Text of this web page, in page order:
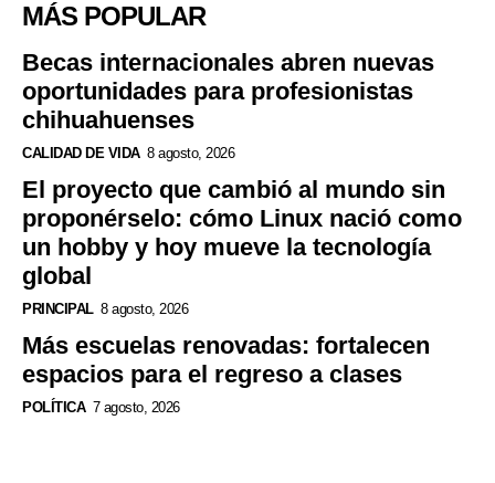
MÁS POPULAR
Becas internacionales abren nuevas
oportunidades para profesionistas
chihuahuenses
CALIDAD DE VIDA 8 agosto, 2026
El proyecto que cambió al mundo sin
proponérselo: cómo Linux nació como
un hobby y hoy mueve la tecnología
global
PRINCIPAL 8 agosto, 2026
Más escuelas renovadas: fortalecen
espacios para el regreso a clases
POLÍTICA 7 agosto, 2026